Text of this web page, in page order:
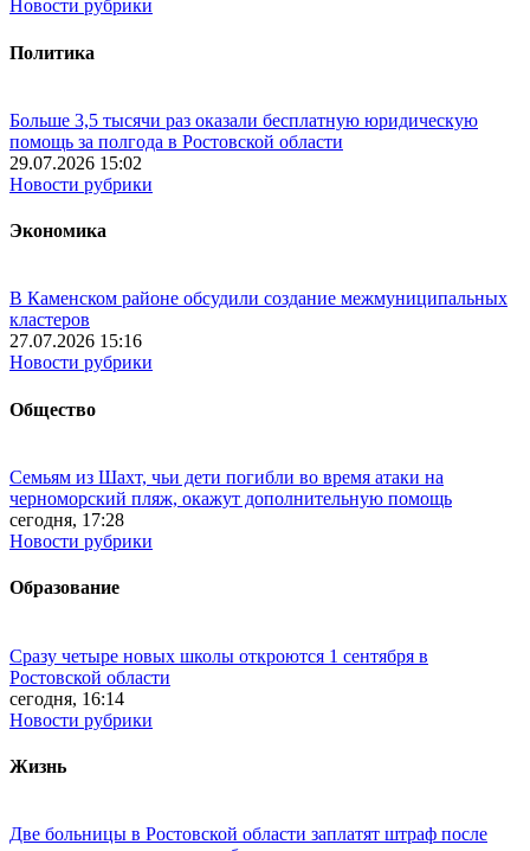
Новости рубрики
Политика
Больше 3,5 тысячи раз оказали бесплатную юридическую
помощь за полгода в Ростовской области
29.07.2026 15:02
Новости рубрики
Экономика
В Каменском районе обсудили создание межмуниципальных
кластеров
27.07.2026 15:16
Новости рубрики
Общество
Семьям из Шахт, чьи дети погибли во время атаки на
черноморский пляж, окажут дополнительную помощь
сегодня, 17:28
Новости рубрики
Образование
Сразу четыре новых школы откроются 1 сентября в
Ростовской области
сегодня, 16:14
Новости рубрики
Жизнь
Две больницы в Ростовской области заплатят штраф после